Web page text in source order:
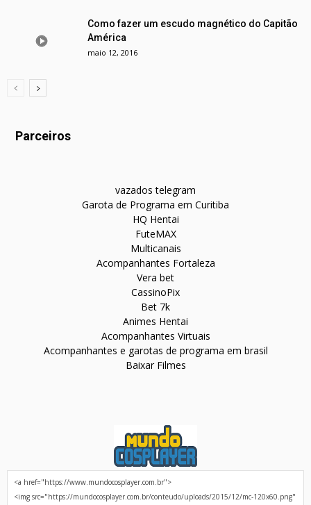
Como fazer um escudo magnético do Capitão
América
maio 12, 2016
Parceiros
vazados telegram
Garota de Programa em Curitiba
HQ Hentai
FuteMAX
Multicanais
Acompanhantes Fortaleza
Vera bet
CassinoPix
Bet 7k
Animes Hentai
Acompanhantes Virtuais
Acompanhantes e garotas de programa em brasil
Baixar Filmes